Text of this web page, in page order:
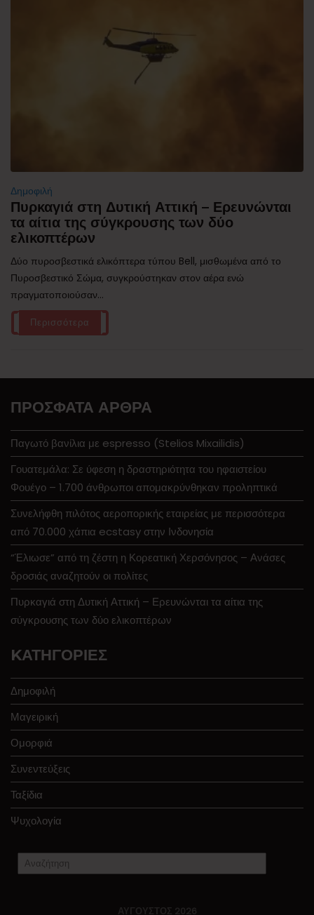
Δημοφιλή
Πυρκαγιά στη Δυτική Αττική – Ερευνώνται
τα αίτια της σύγκρουσης των δύο
ελικοπτέρων
Δύο πυροσβεστικά ελικόπτερα τύπου Bell, μισθωμένα από το
Πυροσβεστικό Σώμα, συγκρούστηκαν στον αέρα ενώ
πραγματοποιούσαν...
Περισσότερα
ΠΡΌΣΦΑΤΑ ΆΡΘΡΑ
Παγωτό βανίλια με espresso (Stelios Mixailidis)
Γουατεμάλα: Σε ύφεση η δραστηριότητα του ηφαιστείου
Φουέγο – 1.700 άνθρωποι απομακρύνθηκαν προληπτικά
Συνελήφθη πιλότος αεροπορικής εταιρείας με περισσότερα
από 70.000 χάπια ecstasy στην Ινδονησία
“Έλιωσε” από τη ζέστη η Κορεατική Χερσόνησος – Ανάσες
δροσιάς αναζητούν οι πολίτες
Πυρκαγιά στη Δυτική Αττική – Ερευνώνται τα αίτια της
σύγκρουσης των δύο ελικοπτέρων
KΑΤΗΓΟΡΊΕΣ
Δημοφιλή
Μαγειρική
Ομορφιά
Συνεντεύξεις
Ταξίδια
Ψυχολογία
ΑΎΓΟΥΣΤΟΣ 2026